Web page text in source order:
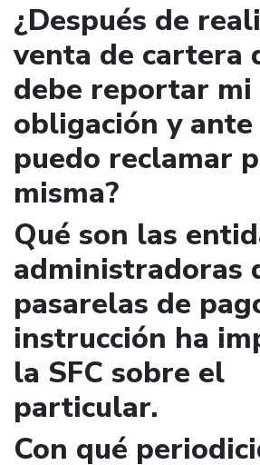
¿Después de
venta de cartera
debe reportar mi
obligación y
puedo reclamar
misma?
Qué son las
administradoras
pasarelas de
instrucción ha
la SFC sobre el
particular.
Con qué